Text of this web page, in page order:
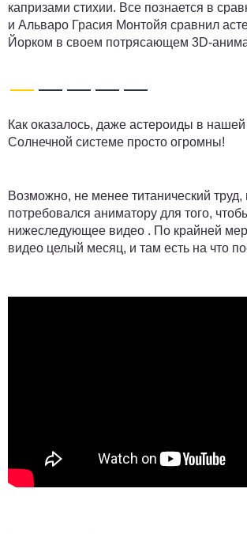
капризами стихии. Все познается в
и Альваро Грасия Монтойя сравнил
Йорком в своем потрясающем 3D-
Как оказалось, даже астероиды в
Солнечной системе просто огромны!
Возможно, не менее титанический труд,
потребовался аниматору для того,
нижеследующее видео . По крайней
видео целый месяц, и там есть на что